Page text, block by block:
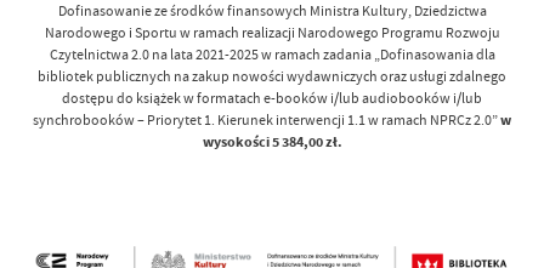
Dofinasowanie ze środków finansowych Ministra Kultury, Dziedzictwa
Narodowego i Sportu w ramach realizacji Narodowego Programu Rozwoju
Czytelnictwa 2.0 na lata 2021-2025 w ramach zadania „Dofinasowania dla
bibliotek publicznych na zakup nowości wydawniczych oraz usługi zdalnego
dostępu do książek w formatach e-booków i/lub audiobooków i/lub
synchrobooków – Priorytet 1. Kierunek interwencji 1.1 w ramach NPRCz 2.0”w
wysokości 5 384,00 zł.